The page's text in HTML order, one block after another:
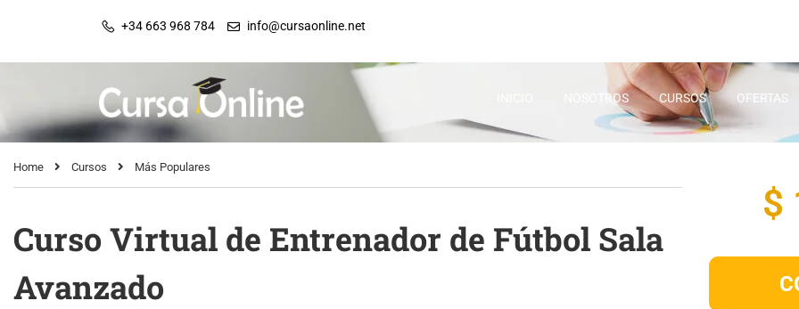
+34 663 968 784 info@cursaonline.net
NOSOTROS CURSOS OFERTAS
Home Cursos Más Populares
Curso Virtual de Entrenador de Fútbol Sala
Avanzado
$